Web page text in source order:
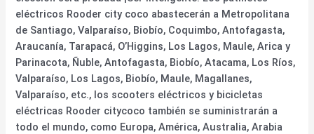
eléctricos Rooder city coco abastecerán a Metropolitana
de Santiago, Valparaíso, Biobío, Coquimbo, Antofagasta,
Araucanía, Tarapacá, O’Higgins, Los Lagos, Maule, Arica y
Parinacota, Ñuble, Antofagasta, Biobío, Atacama, Los Ríos,
Valparaíso, Los Lagos, Biobío, Maule, Magallanes,
Valparaíso, etc., los scooters eléctricos y bicicletas
eléctricas Rooder citycoco también se suministrarán a
todo el mundo, como Europa, América, Australia, Arabia